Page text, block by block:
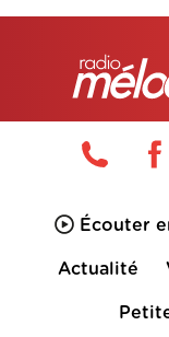
Écouter
Actualité